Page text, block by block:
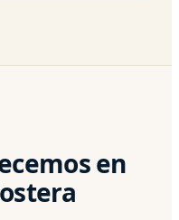
en